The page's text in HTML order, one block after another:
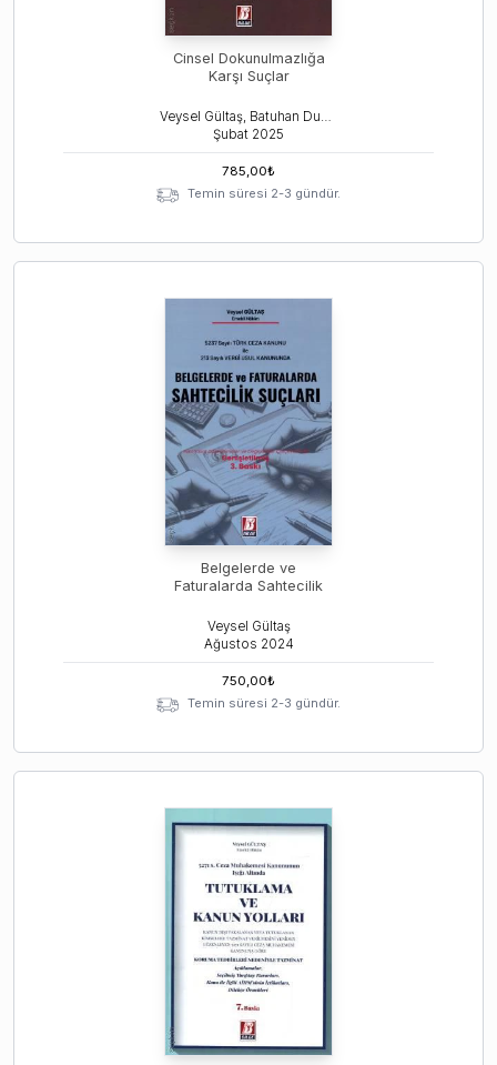
Cinsel Dokunulmazlığa
Karşı Suçlar
Veysel Gültaş, Batuhan Duman
Şubat 2025
785,00₺
Temin süresi 2-3 gündür.
Belgelerde ve
Faturalarda Sahtecilik
Veysel Gültaş
Ağustos 2024
750,00₺
Temin süresi 2-3 gündür.